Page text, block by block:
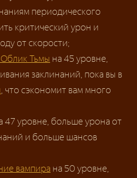
периодического
критический урон и
от скорости;
Тьмы на 45 уровне,
заклинаний, пока вы в
, что сэкономит вам много
47 уровне, больше урона от
и больше шансов
вампира на 50 уровне,